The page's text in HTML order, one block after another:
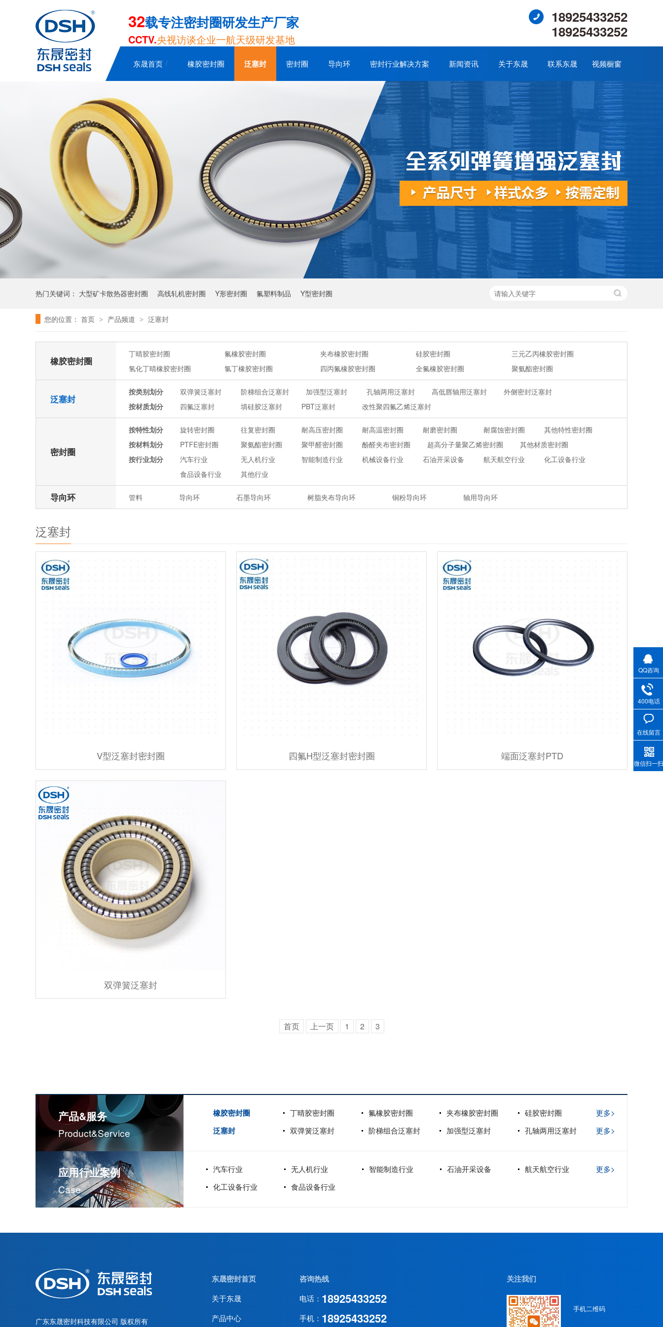
32载专注密封圈研发生产厂家
CCTV.央视访谈企业一航天级研发基地
18925433252
18925433252
东晟首页 橡胶密封圈 泛塞封 密封圈 导向环 密封行业解决方案 新闻资讯 关于东晟 联系东晟 视频橱窗
热门关键词： 大型矿卡散热器密封圈 高线轧机密封圈 Y形密封圈 氟塑料制品 Y型密封圈
您的位置： 首页 > 产品频道 > 泛塞封
橡胶密封圈
丁晴胶密封圈 氟橡胶密封圈 夹布橡胶密封圈 硅胶密封圈
三元乙丙橡胶密封圈
氢化丁晴橡胶密封圈
氯丁橡胶密封圈 四丙氟橡胶密封圈 全氟橡胶密封圈 聚氨酯密封圈
泛塞封
按类别划分 双弹簧泛塞封 阶梯组合泛塞封 加强型泛塞封 孔轴两用泛塞封 高低唇轴用泛塞封
外侧密封泛塞封
按材质划分
四氟泛塞封 填硅胶泛塞封 PBT泛塞封 改性聚四氟乙烯泛塞封
密封圈
按特性划分 旋转密封圈 往复密封圈 耐高压密封圈 耐高温密封圈 耐磨密封圈 耐腐蚀密封圈
其他特性密封圈
按材料划分
PTFE密封圈 聚氨酯密封圈 聚甲醛密封圈 酚醛夹布密封圈 超高分子量聚乙烯密封圈
其他材质密封圈
按行业划分
汽车行业 无人机行业 智能制造行业 机械设备行业 石油开采设备 航天航空行业
化工设备行业
食品设备行业
其他行业
导向环 管料 导向环 石墨导向环 树脂夹布导向环 铜粉导向环 轴用导向环
泛塞封
V型泛塞封密封圈 四氟H型泛塞封密封圈 端面泛塞封PTD
双弹簧泛塞封
首页 上一页 1 2 3
产品&服务
Product&service
橡胶密封圈 丁晴胶密封圈 氟橡胶密封圈 夹布橡胶密封圈 硅胶密封圈 更多>
泛塞封 双弹簧泛塞封 阶梯组合泛塞封 加强型泛塞封 孔轴两用泛塞封 更多>
应用行业案例
Case
汽车行业 无人机行业 智能制造行业 石油开采设备
航天航空行业
化工设备行业
食品设备行业
更多>
广东东晟密封科技有限公司 版权所有
东晟密封首页
关于东晟
产品中心
咨询热线
电话： 18925433252
手机： 18925433252
关注我们
手机二维码
QQ咨询
400电话
在线留言
微信扫一扫